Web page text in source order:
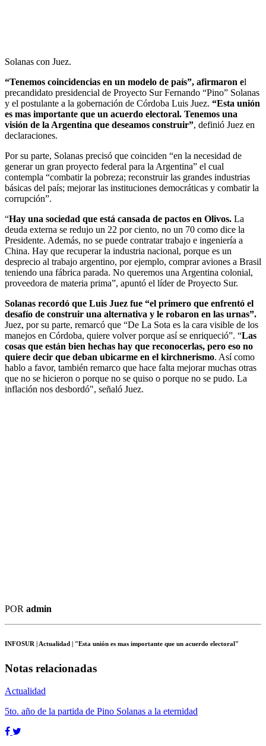
Solanas con Juez.
“Tenemos coincidencias en un modelo de país”, afirmaron el
precandidato presidencial de Proyecto Sur Fernando “Pino” Solanas
y el postulante a la gobernación de Córdoba Luis Juez. “Esta unión
es mas importante que un acuerdo electoral. Tenemos una
visión de la Argentina que deseamos construir”, definió Juez en
declaraciones.
Por su parte, Solanas precisó que coinciden “en la necesidad de
generar un gran proyecto federal para la Argentina” el cual
contempla “combatir la pobreza; reconstruir las grandes industrias
básicas del país; mejorar las instituciones democráticas y combatir la
corrupción”.
“Hay una sociedad que está cansada de pactos en Olivos. La
deuda externa se redujo un 22 por ciento, no un 70 como dice la
Presidente. Además, no se puede contratar trabajo e ingeniería a
China. Hay que recuperar la industria nacional, porque es un
desprecio al trabajo argentino, por ejemplo, comprar aviones a Brasil
teniendo una fábrica parada. No queremos una Argentina colonial,
proveedora de materia prima”, apuntó el líder de Proyecto Sur.
Solanas recordó que Luis Juez fue “el primero que enfrentó el
desafío de construir una alternativa y le robaron en las urnas”.
Juez, por su parte, remarcó que “De La Sota es la cara visible de los
manejos en Córdoba, quiere volver porque así se enriqueció”. “Las
cosas que están bien hechas hay que reconocerlas, pero eso no
quiere decir que deban ubicarme en el kirchnerismo. Así como
hablo a favor, también remarco que hace falta mejorar muchas otras
que no se hicieron o porque no se quiso o porque no se pudo. La
inflación nos desbordó", señaló Juez.
POR admin
INFOSUR | Actualidad | "Esta unión es mas importante que un acuerdo electoral"
Notas relacionadas
Actualidad
5to. año de la partida de Pino Solanas a la eternidad